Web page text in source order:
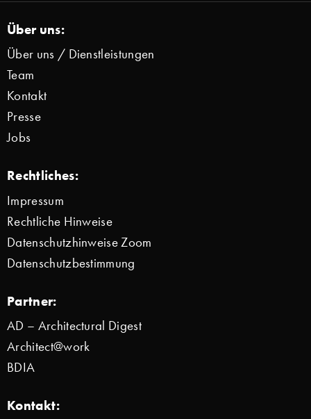
Über uns:
Über uns / Dienstleistungen
Team
Kontakt
Presse
Jobs
Rechtliches:
Impressum
Rechtliche Hinweise
Datenschutzhinweise Zoom
Datenschutzbestimmung
Partner:
AD – Architectural Digest
Architect@work
BDIA
Kontakt: